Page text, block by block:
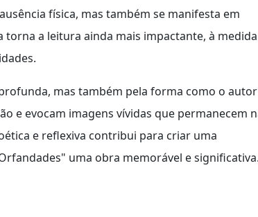
física, mas também se manifesta em
a leitura ainda mais impactante, à medida
mas também pela forma como o autor
e evocam imagens vívidas que permanecem
e reflexiva contribui para criar uma
uma obra memorável e